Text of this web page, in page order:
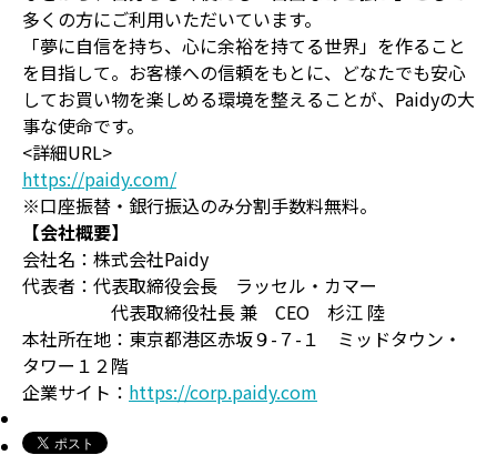
多くの方にご利用いただいています。
「夢に自信を持ち、心に余裕を持てる世界」を作ること
を目指して。お客様への信頼をもとに、どなたでも安心
してお買い物を楽しめる環境を整えることが、Paidyの大
事な使命です。
<詳細URL>
https://paidy.com/
※口座振替・銀行振込のみ分割手数料無料。
【会社概要】
会社名：株式会社Paidy
代表者：代表取締役会長 ラッセル・カマー
代表取締役社長 兼 CEO 杉江 陸
本社所在地：東京都港区赤坂９-７-１ ミッドタウン・
タワー１２階
企業サイト： https://corp.paidy.com